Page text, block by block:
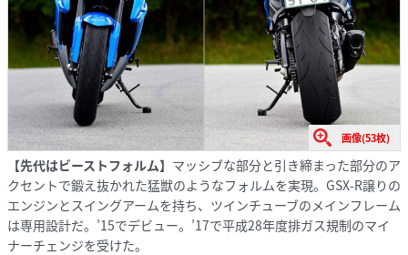
画像(53枚)
【先代はビーストフォルム】 マッシブな部分と引き締まった部分のア
クセントで鍛え抜かれた猛獣のようなフォルムを実現。GSX-R譲りの
エンジンとスイングアームを持ち、ツインチューブのメインフレーム
は専用設計だ。’15でデビュー。’17で平成28年度排ガス規制のマイ
ナーチェンジを受けた。